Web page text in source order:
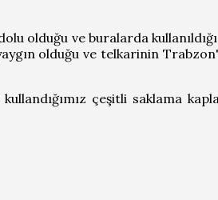
olduğu ve buralarda
olduğu ve telkarinin
çeşitli saklama